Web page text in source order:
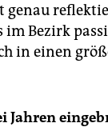
genau
im Bezirk
in einen
Jahren